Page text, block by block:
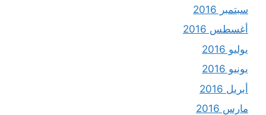
سبتمبر 2016
أغسطس 2016
يوليو 2016
يونيو 2016
أبريل 2016
مارس 2016